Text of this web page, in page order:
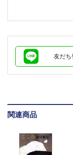
友だち
関連商品